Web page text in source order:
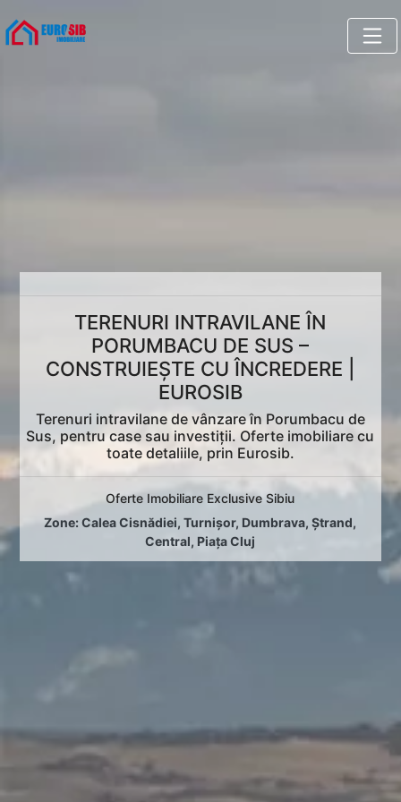
TERENURI INTRAVILANE ÎN
PORUMBACU DE SUS –
CONSTRUIEȘTE CU ÎNCREDERE |
EUROSIB
Terenuri intravilane de vânzare în Porumbacu de
Sus, pentru case sau investiții. Oferte imobiliare cu
toate detaliile, prin Eurosib.
Oferte Imobiliare Exclusive Sibiu
Zone:Calea Cisnădiei,Turnișor, Dumbrava,Ștrand,
Central, Piața Cluj